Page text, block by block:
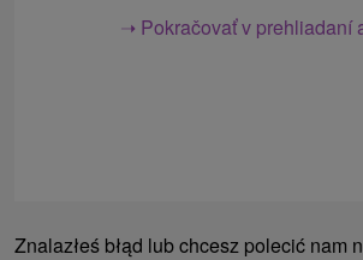
➝ Pokračovať v prehliadaní
Znalazłeś błąd lub chcesz polecić nam